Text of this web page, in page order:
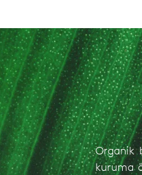
Organik
kuruma